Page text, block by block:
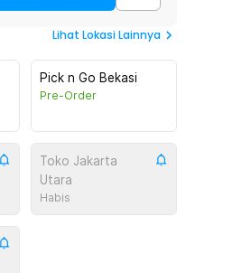
Lihat Lokasi Lainnya
Pick n Go Bekasi
Pre-Order
Toko Jakarta
Utara
Habis